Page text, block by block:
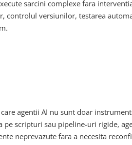
sarcini complexe fara
versiunilor, testarea
agentii AI nu sunt doar
scripturi sau pipeline-uri rigide,
neprevazute fara a necesita